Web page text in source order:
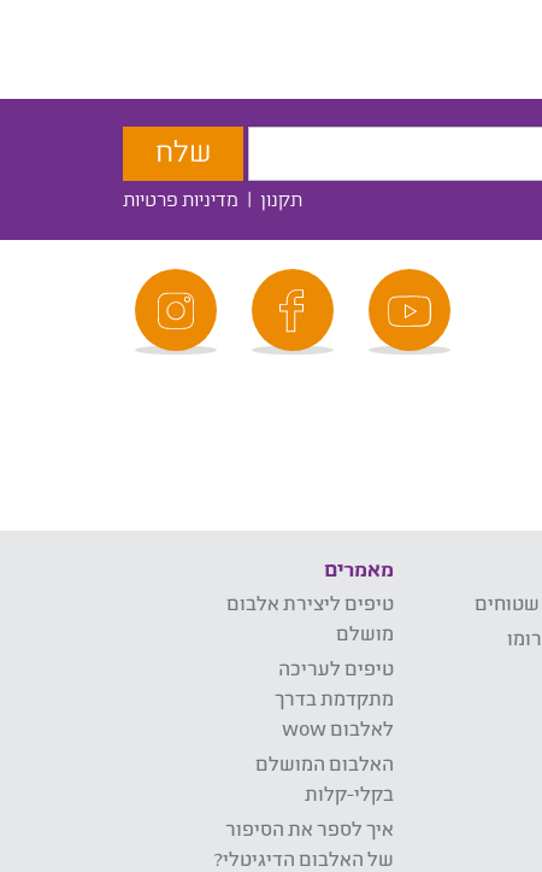
תקנון | מדיניות פרטיות
שטוחים
מאמרים
טיפים ליצירת אלבום
מושלם
טיפים לעריכה
מתקדמת בדרך
לאלבום wow
האלבום המושלם
בקלי-קלות
איך לספר את הסיפור
של האלבום הדיגיטלי?